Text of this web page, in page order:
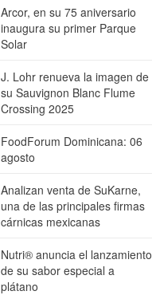
Arcor, en su 75 aniversario
inaugura su primer Parque
Solar
J. Lohr renueva la imagen de
su Sauvignon Blanc Flume
Crossing 2025
FoodForum Dominicana: 06
agosto
Analizan venta de SuKarne,
una de las principales firmas
cárnicas mexicanas
Nutri® anuncia el lanzamiento
de su sabor especial a
plátano